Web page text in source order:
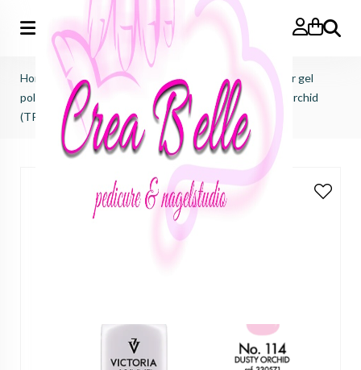
Zoeken
Home Victoria Vynn>
Pure creamy hybrid salon color gel
polish
pure creamy hybrid salon color No.114 dusty orchid
(TPO FREE)